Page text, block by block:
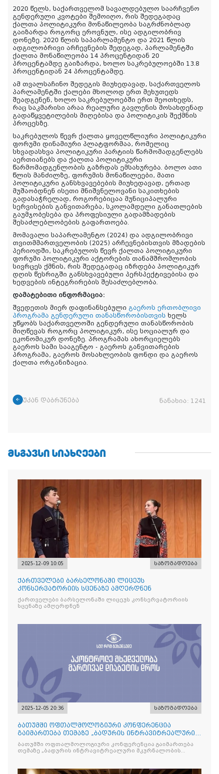
2020 წელს, საქართველომ სავალდებულო საარჩვენო
გენდერული კვოტები შემოიღო, რის შედეგადაც
ქალთა პოლიტიკური მონაწილეობა საგრძნობლად
გაიზარდა როგორც ეროვნულ, ისე ადგილობრივ
დონეზე. 2020 წლის საპარლამენტო და 2021 წლის
ადგილობრივი არჩევნების შედეგად, პარლამენტში
ქალთა მონაწილეობა 14 პროცენტიდან 20
პროცენტამდე გაიზარდა, ხოლო საკრებულოებში 13.8
პროცენტიდან 24 პროცენტამდე.
ამ თვალსაჩინო შედეგის მიუხედავად, საქართველოს
პარლამენტში ქალები მხოლოდ ერთ მეხუთედს
შეადგენენ, ხოლო საკრებულოებში ერთ მეოთხედს,
რაც საკმარისი არაა რეალური გავლენის მოსახდენად
გადაწყვეტილების მიღებისა და პოლიტიკის შექმნის
პროცესზე.
საკრებულოს წევრ ქალთა ყოველწლიური პოლიტიკური
ფორუმი დინამიური პლატფორმაა, რომელიც
სხვადასხვა პოლიტიკური პარტიის წარმომადგენლებს
აერთიანებს და ქალთა პოლიტიკური
წარმომადგენლობის გაზრდას ემსახურება. ბოლო ათი
წლის მანძილზე, ფორუმის მონაწილეები, მათი
პოლიტიკური განსხვავებების მიუხედავად, ერთად
მუშაობდნენ ისეთი მნიშვნელოვანი საკითხების
გადასაჭრელად, როგორებიცაა მუნიციპალური
სერვისების განვითარება, სკოლამდელი განათლების
გაუმჯობესება და პროფესიული გადამზადების
შესაძლებლობების გაფართოება.
მომავალი საპარლამენტო (2024) და ადგილობრივი
თვითმმართველობის (2025) არჩევნებისთვის მზადების
პერიოდში, საკრებულოს წევრ ქალთა პოლიტიკური
ფორუმი პოლიტიკური აქტორების თანამშრომლობის
სივრცეს ქმნის, რის შედეგადაც იზრდება პოლიტიკურ
დღის წესრიგში განსხვავებული პერსპექტივებისა და
ხედვების ინტეგრირების შესაძლებლობა.
დამატებითი ინფორმაცია:
შვედეთის მიერ დაფინანსებული გაეროს ერთობლივი
პროგრამა გენდერული თანასწორობისთვის ხელს
უწყობს საქართველოში გენდერული თანასწორობის
მიღწევას როგორც პოლიტიკურ, ისე სოციალურ და
ეკონომიკურ დონეზე. პროგრამას ახორციელებს
გაეროს სამი სააგენტო - გაეროს განვითარების
პროგრამა, გაეროს მოსახლეობის ფონდი და გაეროს
ქალთა ორგანიზაცია.
უკან დაბრუნება ნანახია: 1241
ᲛᲡᲒᲐᲕᲡᲘ ᲡᲘᲐᲮᲚᲔᲔᲑᲘ
2025-12-09 10:05 საზოგადოება
ქართველები ბარსელონაში ლიცეუს
კონსერვატორიის სცენაზე ამღერდნენ
ქართველები ბარსელონაში ლიცეუს კონსერვატორიის
სცენაზე ამღერდნენ
2025-12-05 20:36 საზოგადოება
ბათუმში ოფთალმოლოგიური კონფერენცია
გაიმართება თემაზე „ბადურის ინტრავიტრეალური
მკურნალობის ოპტიმიზაცი
ბათუმში ოფთალმოლოგიური კონფერენცია გაიმართება
თემაზე „ბადურის ინტრავიტრეალური მკურნალობის